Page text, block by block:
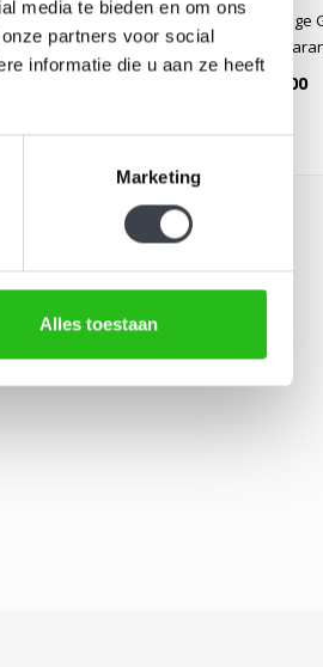
media te bieden en om ons
partners voor social
informatie die u aan ze heeft
Marketing
Alles toestaan
blank
vaas Squeeze
Prachtige
€495,00